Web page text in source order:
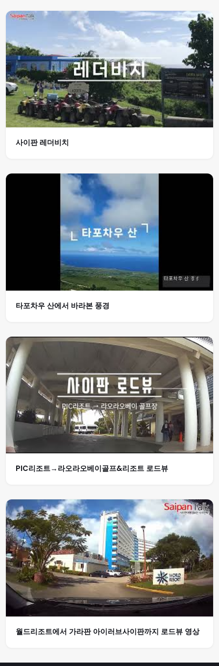
사이판 레더비치
타포차우 산에서 바라본 풍경
PIC리조트→라오라오베이골프&리조트 로드뷰
월드리조트에서 가라판 아이러브사이판까지 로드뷰 영상